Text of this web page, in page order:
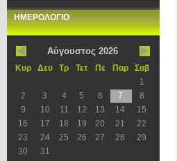
ΗΜΕΡΟΛΟΓΙΟ
Αύγουστος 2026
Κυρ Δευ Τρ Τετ Πε Παρ
Σαβ
1
2
3 4 5 6 7
8
9
10 11 12 13 14
15
16
17 18 19 20 21
22
23
24 25 26 27 28
29
30
31